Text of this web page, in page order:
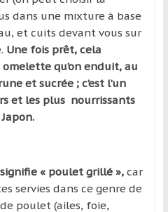
dans une mixture à base
et cuits devant vous sur
Une fois prêt, cela
qu’on enduit, au
et sucrée ; c’est l’un
et les plus nourrissants
« poulet grillé »,car
servies dans ce genre de
poulet (ailes, foie,